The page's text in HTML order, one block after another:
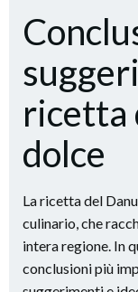
ricetta
dolce
La ricetta del
culinario, che
intera regione. In
conclusioni più